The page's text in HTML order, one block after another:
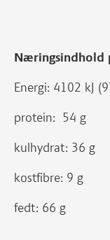
Næringsindhold
Energi: 4102 kJ
protein: 54 g
kulhydrat: 36 g
kostfibre: 9 g
fedt: 66 g